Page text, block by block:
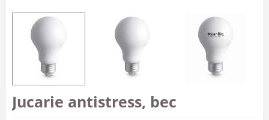
Jucarie antistress, bec